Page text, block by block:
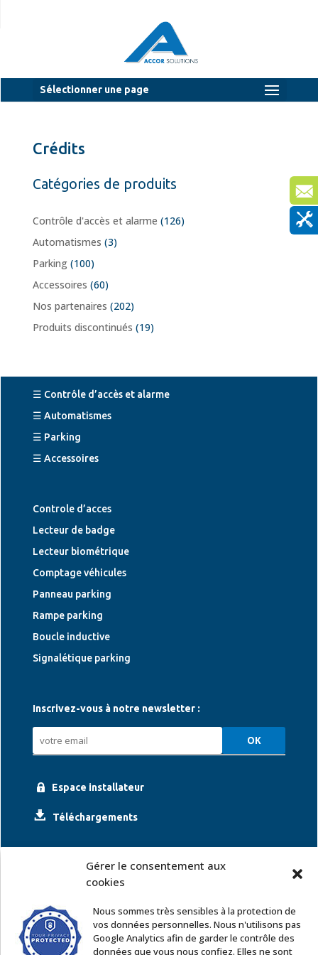
Gérer le consentement aux
cookies
Nous sommes très sensibles à la protection de
vos données personnelles. Nous n'utilisons pas
Google Analytics afin de garder le contrôle des
données que vous nous confiez. Elles ne sont
Sélectionner une page
Crédits
Catégories de produits
Contrôle d'accès et alarme (126)
Automatismes (3)
Parking (100)
Accessoires (60)
Nos partenaires (202)
Produits discontinués (19)
☰ Contrôle d’accès et alarme
☰ Automatismes
☰ Parking
☰ Accessoires
Controle d’acces
Lecteur de badge
Lecteur biométrique
Comptage véhicules
Panneau parking
Rampe parking
Boucle inductive
Signalétique parking
Inscrivez-vous à notre newsletter :
Espace installateur
Téléchargements
ACCOR SOLUTIONS